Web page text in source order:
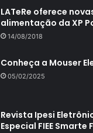
LATeRe oferece
alimentação da XP
14/08/2018
Conheça a Mouser
05/02/2025
Revista Ipesi
Especial FIEE Smarte